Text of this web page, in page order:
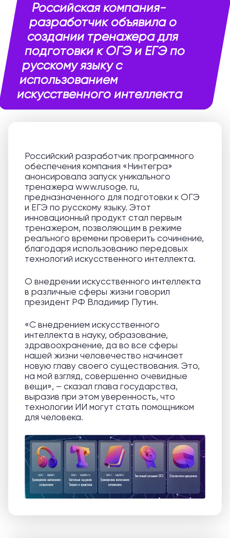
Российская компания-
разработчик объявила о
создании тренажера для
подготовки к ОГЭ и ЕГЭ по
русскому языку с
использованием
искусственного интеллекта
Российский разработчик программного
обеспечения компания «Нинтегра»
анонсировала запуск уникального
тренажера www.rusoge. ru,
предназначенного для подготовки к ОГЭ
и ЕГЭ по русскому языку. Этот
инновационный продукт стал первым
тренажером, позволяющим в режиме
реального времени проверить сочинение,
благодаря использованию передовых
технологий искусственного интеллекта.
О внедрении искусственного интеллекта
в различные сферы жизни говорил
президент РФ Владимир Путин.
«С внедрением искусственного
интеллекта в науку, образование,
здравоохранение, да во все сферы
нашей жизни человечество начинает
новую главу своего существования. Это,
на мой взгляд, совершенно очевидные
вещи», – сказал глава государства,
выразив при этом уверенность, что
технологии ИИ могут стать помощником
для человека.